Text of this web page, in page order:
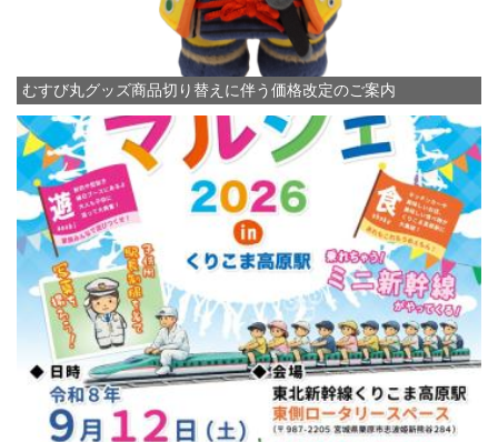
むすび丸グッズ商品切り替えに伴う価格改定のご案内